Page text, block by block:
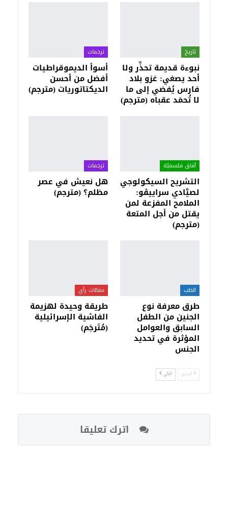
تاريخ
نبوءة قديمة تحذِّر ولا
أحد يصغي: غزو بلاد
فارس يُفضي إلى ما
لا تُحمَد عقباه (مترجم)
ترجمات
أسوأ الديموقراطيات
أفضل من أحسن
الديكتاتوريات (مترجم)
آفاق فلسفيّة‎
التشريح السيكولوجي
لصيَّادي سراييڤو:
الملامح المفزعة لمن
يقتل من أجل المتعة
(مترجم)
ترجمات
هل نعيش في عصر
مظلم؟ (مترجم)
الطب
طرق معرفة نوع
الجنين من الطفل
السابق والعوامل
المؤثرة في تحديد
الجنس
مقالات رأي
طريقة وحيدة لهزيمة
الفاشية الإسرائيلية
(مُتَرجَم)
السابق التالي
اترك تعليقا